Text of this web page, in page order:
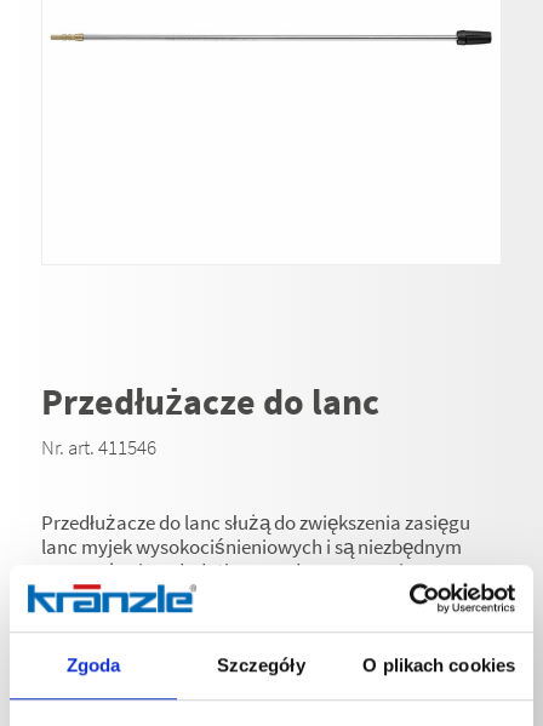
Zgoda Szczegóły O plikach cookies
Przedłużacze do lanc
Nr. art. 411546
Przedłużacze do lanc służą do zwiększenia zasięgu
lanc myjek wysokociśnieniowych i są niezbędnym
wyposażeniem dodatkowym do czyszczenia na
dużych wysokościach lub w głębokich miejscach oraz
w trudno dostępnych miejscach. Umożliwiają
fasad, dachów, plandek samochodów ciężarowych, a
także długich rur i odpływów bez konieczności